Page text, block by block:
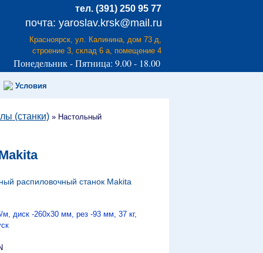
тел. (391) 250 95 77
почта: yaroslav.krsk@mail.ru
Красноярск, ул. Калинина, дом 73 д,
строение 3, склад 6 а, помещение 4
Понедельник - Пятница: 9.00 - 18.00
Условия
(станки) » Настольный
распиловочный станок Makita
диск -260х30 мм, рез -93 мм, 37 кг,